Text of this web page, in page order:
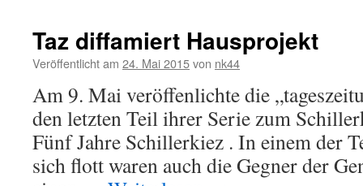
Taz diffamiert Hausprojekt
Veröffentlicht am 24. Mai 2015von nk44
Am 9. Mai veröffenlichte die
den letzten Teil ihrer Serie zum
Fünf Jahre Schillerkiez . In einem der
sich flott waren auch die Gegner der